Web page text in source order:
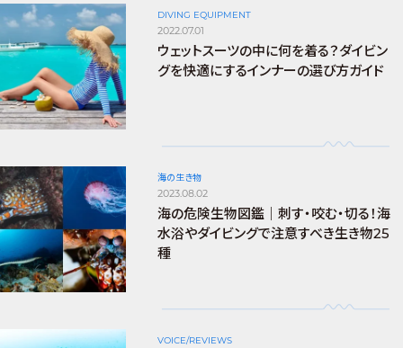
DIVING EQUIPMENT
2022.07.01
ウェットスーツの中に何を着る？ダイビン
グを快適にするインナーの選び方ガイド
海の生き物
2023.08.02
海の危険生物図鑑｜刺す・咬む・切る！海
水浴やダイビングで注意すべき生き物25
種
VOICE/REVIEWS